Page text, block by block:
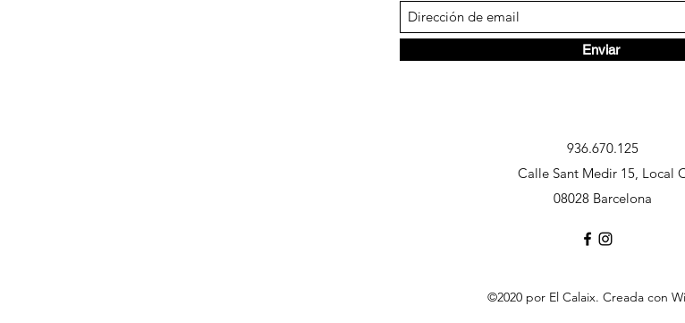
Enviar
936.670.125
Calle Sant Medir 15, Local
08028 Barcelona
©2020 por El Calaix. Creada con